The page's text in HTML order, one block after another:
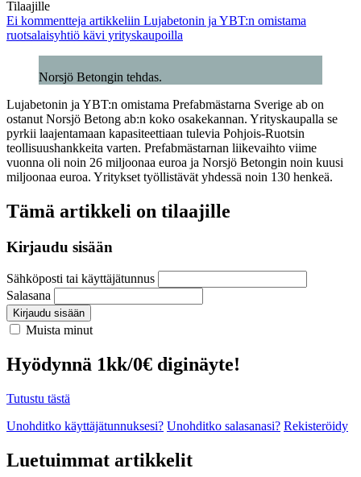
Tilaajille
Ei kommentteja artikkeliin Lujabetonin ja YBT:n omistama
ruotsalaisyhtiö kävi yrityskaupoilla
Norsjö Betongin tehdas.
Lujabetonin ja YBT:n omistama Prefabmästarna Sverige ab on
ostanut Norsjö Betong ab:n koko osakekannan. Yrityskaupalla se
pyrkii laajentamaan kapasiteettiaan tulevia Pohjois-Ruotsin
teollisuushankkeita varten. Prefabmästarnan liikevaihto viime
vuonna oli noin 26 miljoonaa euroa ja Norsjö Betongin noin kuusi
miljoonaa euroa. Yritykset työllistävät yhdessä noin 130 henkeä.
Tämä artikkeli on tilaajille
Kirjaudu sisään
Sähköposti tai käyttäjätunnus
Salasana
Kirjaudu sisään
Muista minut
Hyödynnä 1kk/0€ diginäyte!
Tutustu tästä
Unohditko käyttäjätunnuksesi? Unohditko salasanasi? Rekisteröidy
Luetuimmat artikkelit